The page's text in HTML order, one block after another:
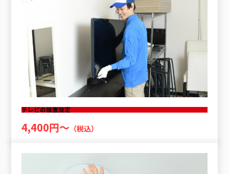
テレビの設置設定
4,400円〜 （税込）